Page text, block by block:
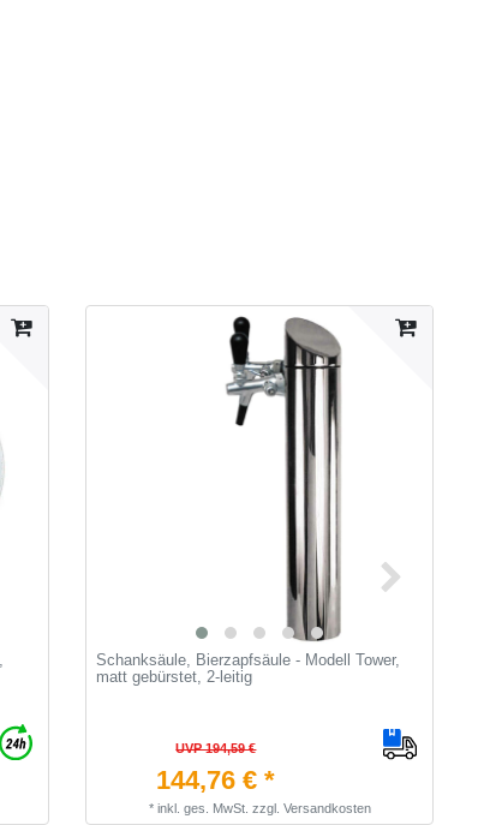
Schanksäule, Bierzapfsäule - Modell Tower,
matt gebürstet, 2-leitig
UVP 194,59 €
144,76 € *
* inkl. ges. MwSt. zzgl. Versandkosten